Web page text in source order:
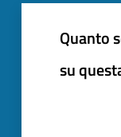
Quanto
su